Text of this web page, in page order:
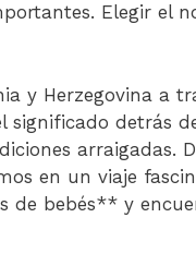
Elegir el
y Herzegovina a
significado detrás
arraigadas.
en un viaje
de bebés** y